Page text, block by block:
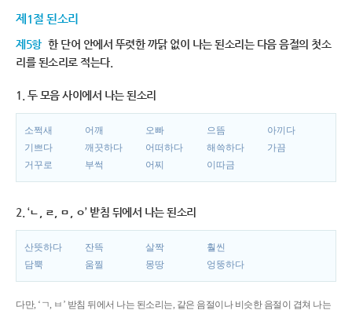
제1절 된소리
제5항 한 단어 안에서 뚜렷한 까닭 없이 나는 된소리는 다음 음절의 첫소
리를 된소리로 적는다.
1. 두 모음 사이에서 나는 된소리
소쩍새 어깨 오빠 으뜸
아끼다
기쁘다
깨끗하다 어떠하다 해쓱하다
가끔
거꾸로
부썩 어찌 이따금
2. ‘ㄴ, ㄹ, ㅁ, ㅇ’ 받침 뒤에서 나는 된소리
산뜻하다 잔뜩 살짝
훨씬
담뿍
움찔 몽땅 엉뚱하다
다만, ‘ㄱ, ㅂ’ 받침 뒤에서 나는 된소리는, 같은 음절이나 비슷한 음절이 겹쳐 나는